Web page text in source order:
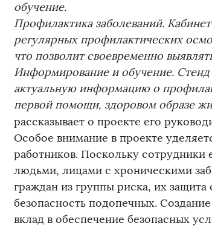
обучение.
Профилактика заболеваний.
регулярных профилактических
что позволит своевременно
Информирование и обучение. Стенд
актуальную информацию о
первой помощи, здоровом образе
рассказывает о проекте его
Особое внимание в проекте
работников. Поскольку
людьми, лицами с хроническими
граждан из группы риска, их
безопасность подопечных.
вклад в обеспечение безопасных